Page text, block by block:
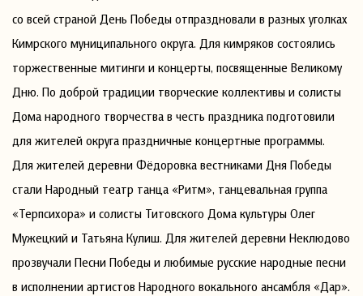
со всей страной День Победы отпраздновали в разных уголках
Кимрского муниципального округа. Для кимряков состоялись
торжественные митинги и концерты, посвященные Великому
Дню. По доброй традиции творческие коллективы и солисты
Дома народного творчества в честь праздника подготовили
для жителей округа праздничные концертные программы.
Для жителей деревни Фёдоровка вестниками Дня Победы
стали Народный театр танца «Ритм», танцевальная группа
«Терпсихора» и солисты Титовского Дома культуры Олег
Мужецкий и Татьяна Кулиш. Для жителей деревни Неклюдово
прозвучали Песни Победы и любимые русские народные песни
в исполнении артистов Народного вокального ансамбля «Дар».